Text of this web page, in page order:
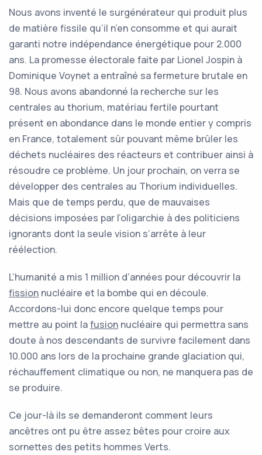
Nous avons inventé le surgénérateur qui produit plus
de matière fissile qu’il n’en consomme et qui aurait
garanti notre indépendance énergétique pour 2.000
ans. La promesse électorale faite par Lionel Jospin à
Dominique Voynet a entraîné sa fermeture brutale en
98. Nous avons abandonné la recherche sur les
centrales au thorium, matériau fertile pourtant
présent en abondance dans le monde entier y compris
en France, totalement sûr pouvant même brûler les
déchets nucléaires des réacteurs et contribuer ainsi à
résoudre ce problème. Un jour prochain, on verra se
développer des centrales au Thorium individuelles.
Mais que de temps perdu, que de mauvaises
décisions imposées par l’oligarchie à des politiciens
ignorants dont la seule vision s’arrête à leur
réélection.
L’humanité a mis 1 million d’années pour découvrir la
fission nucléaire et la bombe qui en découle.
Accordons-lui donc encore quelque temps pour
mettre au point lafusion nucléaire qui permettra sans
doute à nos descendants de survivre facilement dans
10.000 ans lors de la prochaine grande glaciation qui,
réchauffement climatique ou non, ne manquera pas de
se produire.
Ce jour-là ils se demanderont comment leurs
ancêtres ont pu être assez bêtes pour croire aux
sornettes des petits hommes Verts.